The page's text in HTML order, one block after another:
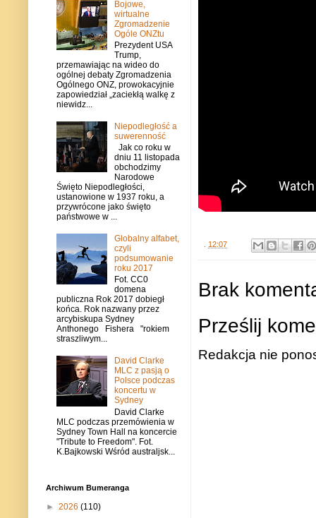
. 12:07
Brak
Prześlij
Redakcja nie
Bojowe,
wirtualne
Zgromadzenie
Ogóle ONZtu
Prezydent USA
Trump,
przemawiając na wideo do
ogólnej debaty Zgromadzenia
Ogólnego ONZ, prowokacyjnie
zapowiedział „zaciekłą walkę z
niewidz...
Niepodległość a
suwerenność
Jak co roku w
dniu 11 listopada
obchodzimy
Narodowe
Święto Niepodległości,
ustanowione w 1937 roku, a
przywrócone jako święto
państwowe w ...
Globalny alfabet,
czyli
podsumowanie
roku 2017
Fot. CC0
domena
publiczna Rok 2017 dobiegł
końca. Rok nazwany przez
arcybiskupa Sydney
Anthonego Fishera "rokiem
straszliwym...
David Clarke
MLC z pasją o
Polsce podczas
koncertu w
Sydney
David Clarke
MLC podczas przemówienia w
Sydney Town Hall na koncercie
"Tribute to Freedom". Fot.
K.Bajkowski Wśród australjsk...
Archiwum Bumeranga
► 2026 (110)